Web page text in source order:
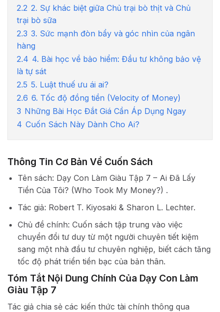
2.2 2. Sự khác biệt giữa Chủ trại bò thịt và Chủ
trại bò sữa
2.3 3. Sức mạnh đòn bẩy và góc nhìn của ngân
hàng
2.4 4. Bài học về bảo hiểm: Đầu tư không bảo vệ
là tự sát
2.5 5. Luật thuế ưu ái ai?
2.6 6. Tốc độ đồng tiền (Velocity of Money)
3 Những Bài Học Đắt Giá Cần Áp Dụng Ngay
4 Cuốn Sách Này Dành Cho Ai?
Thông Tin Cơ Bản Về Cuốn Sách
Tên sách: Dạy Con Làm Giàu Tập 7 – Ai Đã Lấy
Tiền Của Tôi? (Who Took My Money?) .
Tác giả: Robert T. Kiyosaki & Sharon L. Lechter.
Chủ đề chính: Cuốn sách tập trung vào việc
chuyển đổi tư duy từ một người chuyên tiết kiệm
sang một nhà đầu tư chuyên nghiệp, biết cách tăng
tốc độ phát triển tiền bạc của bản thân.
Tóm Tắt Nội Dung Chính Của Dạy Con Làm
Giàu Tập 7
Tác giả chia sẻ các kiến thức tài chính thông qua